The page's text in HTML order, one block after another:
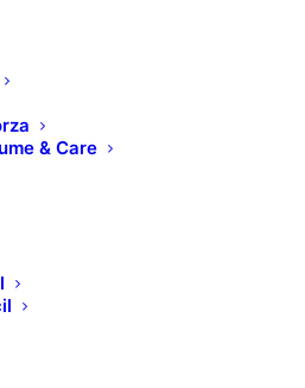
& Care